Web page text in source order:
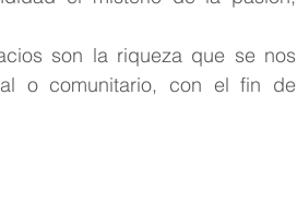
son la riqueza que se nos
o comunitario, con el fin de